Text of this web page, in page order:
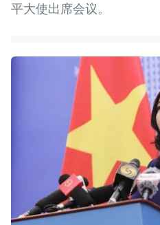
平大使出席会议。